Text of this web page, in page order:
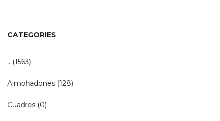
CATEGORIES
.. (1563)
Almohadones (128)
Cuadros (0)